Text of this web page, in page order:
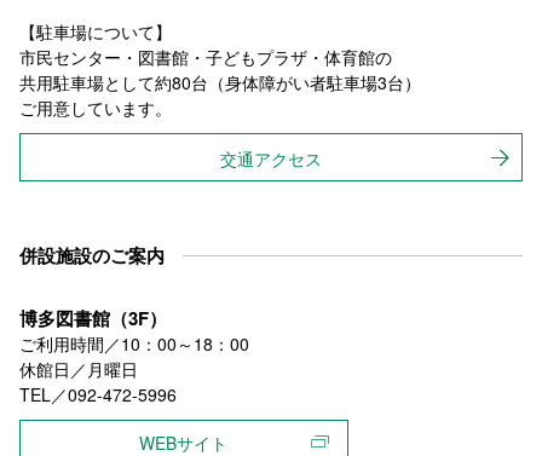
【駐車場について】
市民センター・図書館・子どもプラザ・体育館の
共用駐車場として約80台（身体障がい者駐車場3台）
ご用意しています。
交通アクセス
併設施設のご案内
博多図書館（3F）
ご利用時間／10：00～18：00
休館日／月曜日
TEL／092-472-5996
WEBサイト